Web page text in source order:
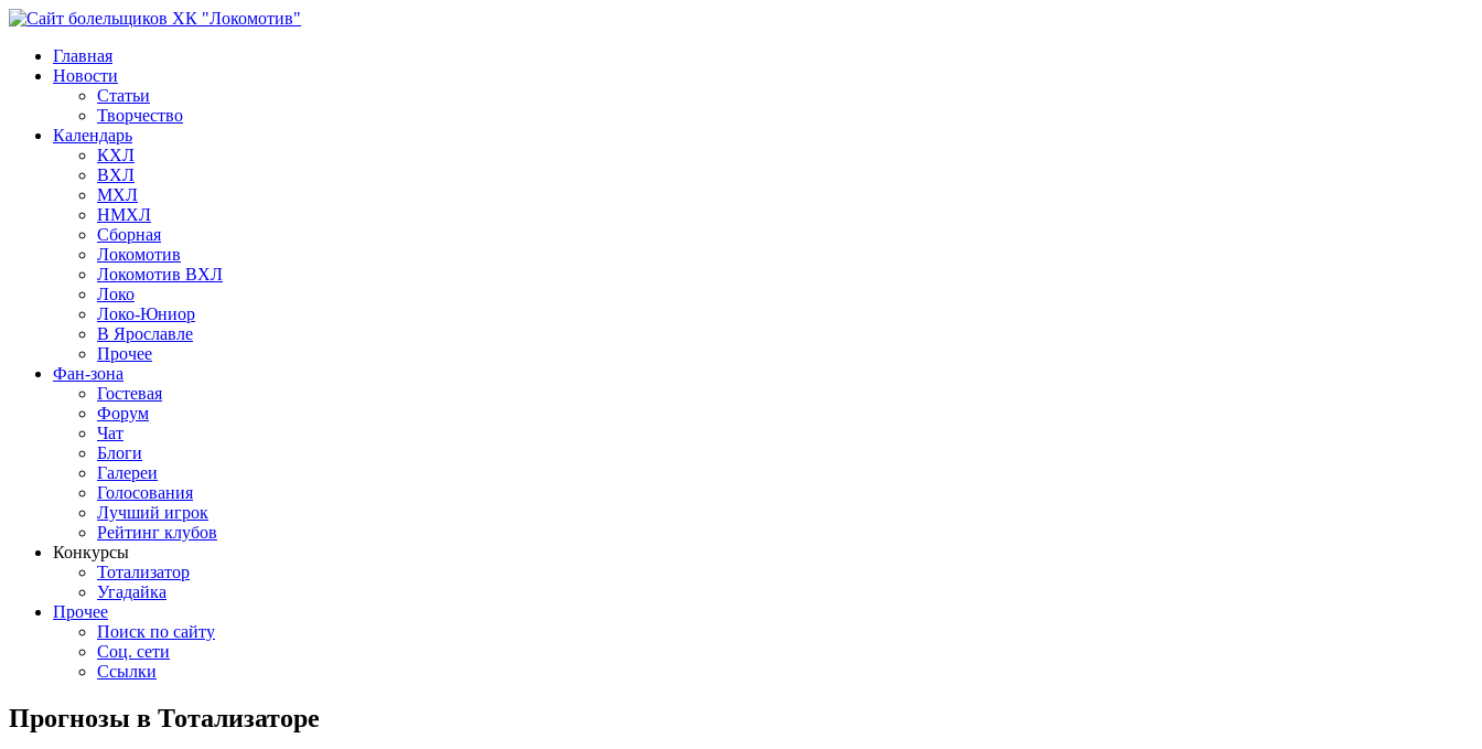
Главная
Новости
Статьи
Творчество
Календарь
КХЛ
ВХЛ
МХЛ
НМХЛ
Сборная
Локомотив
Локомотив ВХЛ
Локо
Локо-Юниор
В Ярославле
Прочее
Фан-зона
Гостевая
Форум
Чат
Блоги
Галереи
Голосования
Лучший игрок
Рейтинг клубов
Конкурсы
Тотализатор
Угадайка
Прочее
Поиск по сайту
Соц. сети
Ссылки
Прогнозы в Тотализаторе